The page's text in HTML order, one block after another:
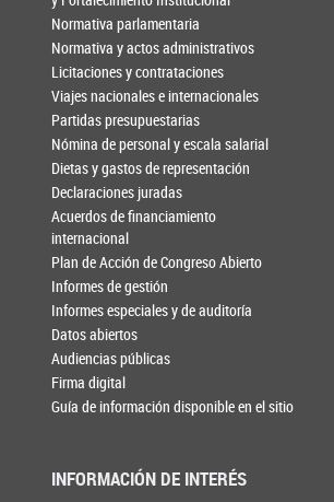
Normativa parlamentaria
Normativa y actos administrativos
Licitaciones y contrataciones
Viajes nacionales e internacionales
Partidas presupuestarias
Nómina de personal y escala salarial
Dietas y gastos de representación
Declaraciones juradas
Acuerdos de financiamiento
internacional
Plan de Acción de Congreso Abierto
Informes de gestión
Informes especiales y de auditoría
Datos abiertos
Audiencias públicas
Firma digital
Guía de información disponible en el sitio
INFORMACIÓN DE INTERÉS